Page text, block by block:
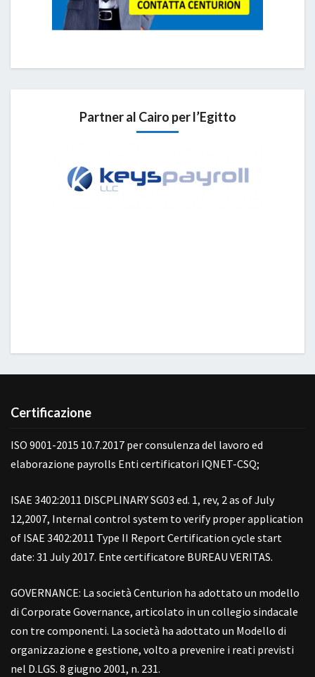
Partner al Cairo per l’Egitto
Certificazione
ISO 9001-2015 10.7.2017 per consulenza del lavoro ed
elaborazione payrolls Enti certificatori IQNET-CSQ;
ISAE 3402:2011 DISCPLINARY SG03 ed. 1, rev, 2 as of July
12,2007, Internal control system to verify proper application
of ISAE 3402:2011 Type II Report Certification cycle start
date: 31 July 2017. Ente certificatore BUREAU VERITAS.
GOVERNANCE: La società Centurion ha adottato un modello
di Corporate Governance, articolato in un collegio sindacale
con tre componenti. La società ha adottato un Modello di
organizzazione e gestione, volto a prevenire i reati previsti
nel D.LGS. 8 giugno 2001, n. 231.